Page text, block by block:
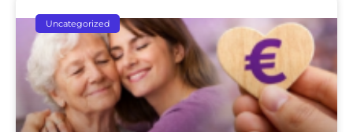
Uncategorized